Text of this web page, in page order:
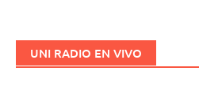
UNI RADIO EN VIVO